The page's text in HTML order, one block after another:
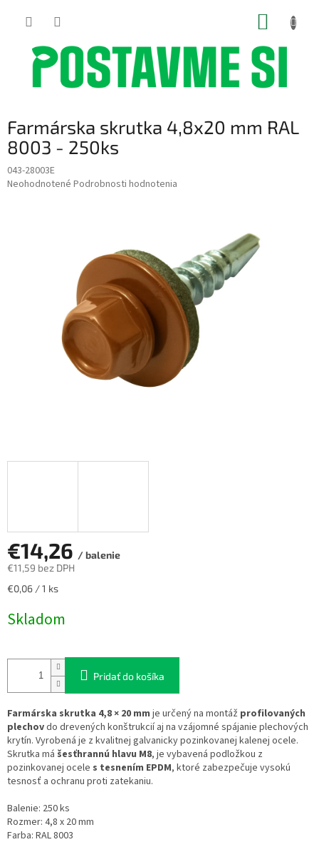
Farmárska skrutka 4,8x20 mm RAL
8003 - 250ks
043-28003E
Priemerné
Neohodnotené Podrobnosti hodnotenia
€14,26 / balenie
€11,59 bez DPH
Jednotková
€0,06 / 1 ks
Skladom
Pridať do košíka
Farmárska skrutka 4,8 × 20 mm je určený na montáž profilovaných
plechovdo drevených konštrukcií aj na vzájomné spájanie plechových
krytín. Vyrobená je z kvalitnej galvanicky pozinkovanej kalenej ocele.
Skrutka má šesťhrannú hlavu M8, je vybavená podložkou z
pozinkovanej ocele s tesnením EPDM, ktoré zabezpečuje vysokú
tesnosť a ochranu proti zatekaniu.
Balenie: 250 ks
Rozmer: 4,8 x 20 mm
Farba: RAL 8003